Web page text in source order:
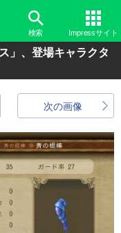
検索 Impressサイト
」、登場キャラクタ
次の画像